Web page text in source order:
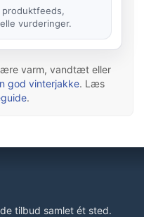
vurderinger.
varm, vandtæt eller
god vinterjakke. Læs
.
tilbud samlet ét sted.